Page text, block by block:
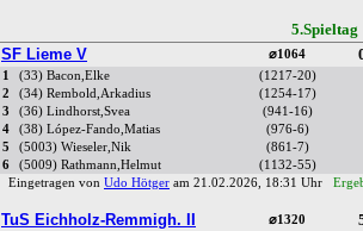
SF Lieme V
⌀1064
1 (33) Bacon,Elke (1217-20)
2
(34) Rembold,Arkadius
(1254-17)
3
(36) Lindhorst,Svea (941-16)
4
(38) López-Fando,Matias (976-6)
5
(5003) Wieseler,Nik (861-7)
6
(5009) Rathmann,Helmut (1132-55)
Eingetragen von Udo Hötger am 21.02.2026, 18:31 Uhr
TuS Eichholz-Remmigh. II ⌀1320